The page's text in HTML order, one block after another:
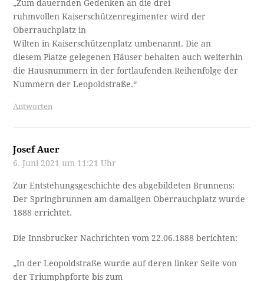
„Zum dauernden Gedenken an die drei
ruhmvollen Kaiserschützenregimenter wird der
Oberrauchplatz in
Wilten in Kaiserschützenplatz umbenannt. Die an
diesem Platze gelegenen Häuser behalten auch weiterhin
die Hausnummern in der fortlaufenden Reihenfolge der
Nummern der Leopoldstraße.“
Antworten
Josef Auer
6. Juni 2021 um 11:21 Uhr
Zur Entstehungsgeschichte des abgebildeten Brunnens:
Der Springbrunnen am damaligen Oberrauchplatz wurde
1888 errichtet.
Die Innsbrucker Nachrichten vom 22.06.1888 berichten:
„In der Leopoldstraße wurde auf deren linker Seite von
der Triumphpforte bis zum